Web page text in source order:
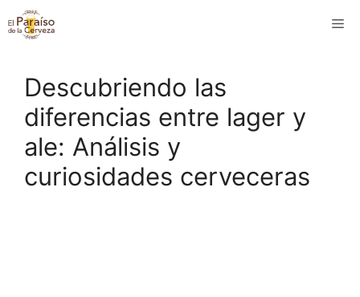
Saltar
al
Descubriendo las
diferencias entre lager y
ale: Análisis y
curiosidades cerveceras